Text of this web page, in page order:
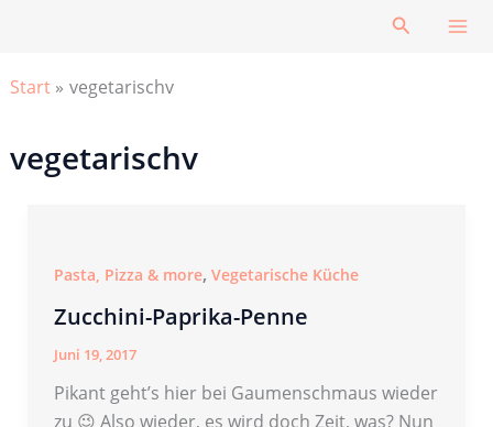
Suchen
Start vegetarischv
vegetarischv
Pasta, Pizza & more, Vegetarische Küche
Zucchini-Paprika-Penne
Juni 19, 2017
Pikant geht’s hier bei Gaumenschmaus wieder
zu 😉 Also wieder, es wird doch Zeit, was? Nun